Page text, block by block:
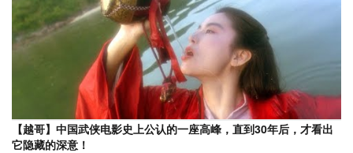
【越哥】中国武侠电影史上公认的一座高峰，直到30年后，才看出
它隐藏的深意！